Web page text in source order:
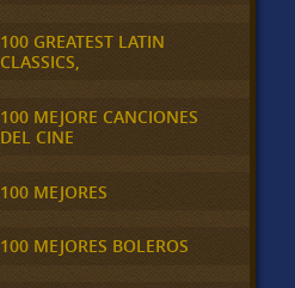
100 GREATEST LATIN
CLASSICS,
100 MEJORE CANCIONES
DEL CINE
100 MEJORES
100 MEJORES BOLEROS